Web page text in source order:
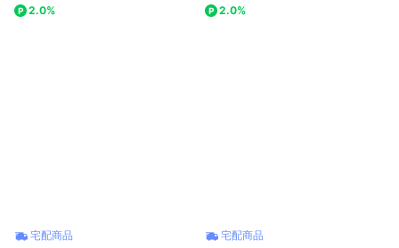
2.0% 2.0%
宅配商品 宅配商品